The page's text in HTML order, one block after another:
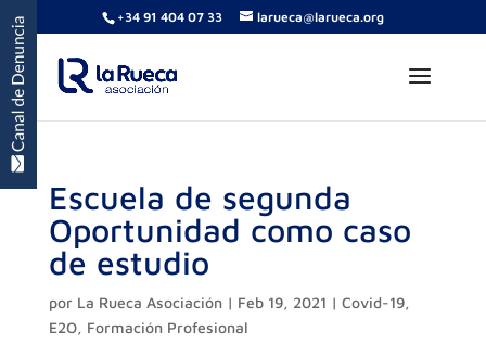
+34 91 404 07 33 larueca@larueca.org
Escuela de segunda
Oportunidad como caso
de estudio
por La Rueca Asociación| Feb 19, 2021 | Covid-19,
E2O, Formación Profesional